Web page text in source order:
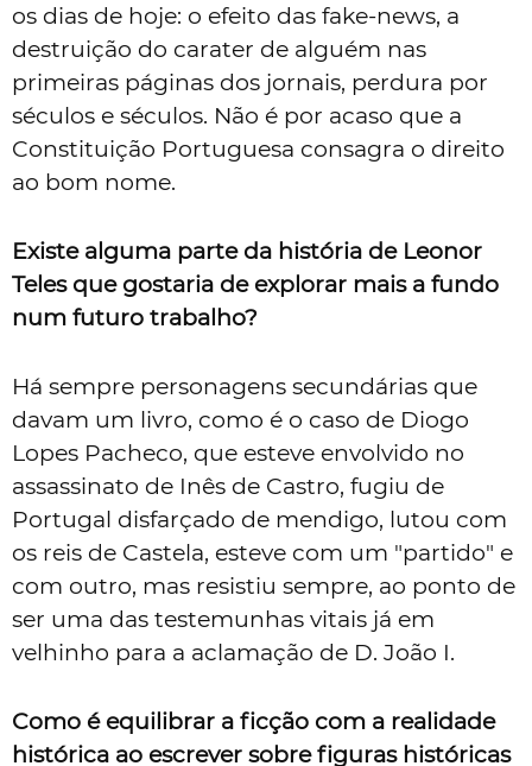
os dias de hoje: o efeito das fake-news, a
destruição do carater de alguém nas
primeiras páginas dos jornais, perdura por
séculos e séculos. Não é por acaso que a
Constituição Portuguesa consagra o direito
ao bom nome.
Existe alguma parte da história de Leonor
Teles que gostaria de explorar mais a fundo
num futuro trabalho?
Há sempre personagens secundárias que
davam um livro, como é o caso de Diogo
Lopes Pacheco, que esteve envolvido no
assassinato de Inês de Castro, fugiu de
Portugal disfarçado de mendigo, lutou com
os reis de Castela, esteve com um "partido" e
com outro, mas resistiu sempre, ao ponto de
ser uma das testemunhas vitais já em
velhinho para a aclamação de D. João I.
Como é equilibrar a ficção com a realidade
histórica ao escrever sobre figuras históricas